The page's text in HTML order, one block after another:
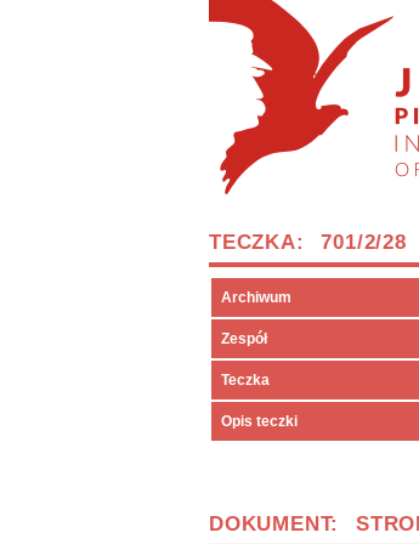
TECZKA: 701/2/28
Archiwum
Zespół
Teczka
Opis teczki
DOKUMENT: